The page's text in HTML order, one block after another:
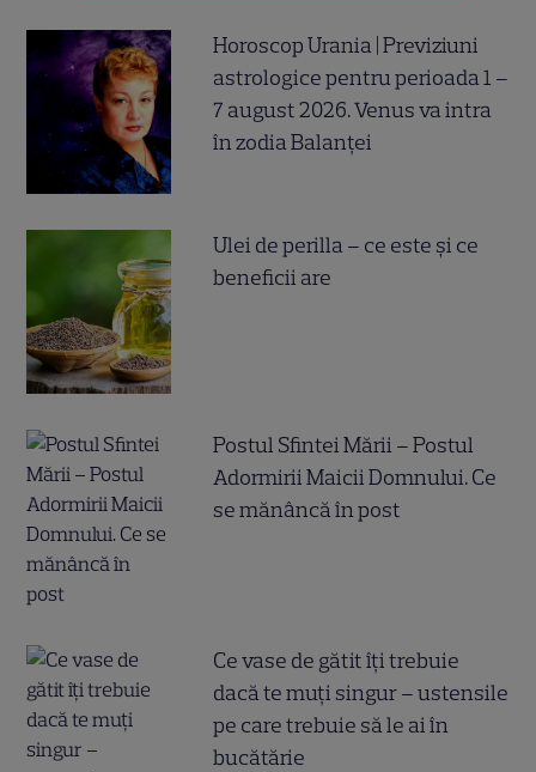
Horoscop Urania | Previziuni
astrologice pentru perioada 1 –
7 august 2026. Venus va intra
în zodia Balanței
Ulei de perilla – ce este și ce
beneficii are
Postul Sfintei Mării – Postul
Adormirii Maicii Domnului. Ce
se mănâncă în post
Ce vase de gătit îți trebuie
dacă te muți singur – ustensile
pe care trebuie să le ai în
bucătărie